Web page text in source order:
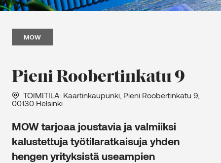
MOW
Pieni Roobertinkatu 9
TOIMITILA: Kaartinkaupunki, Pieni Roobertinkatu 9,
00130 Helsinki
MOW tarjoaa joustavia ja valmiiksi
kalustettuja työtilaratkaisuja yhden
hengen yrityksistä useampien